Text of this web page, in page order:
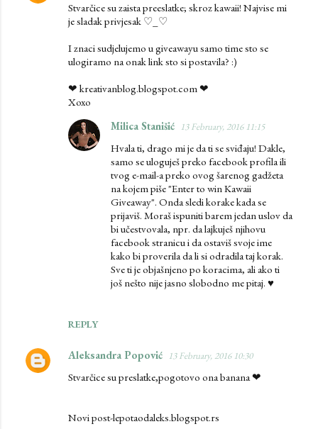
Stvarčice su zaista preeslatke; skroz kawaii! Najvise mi
je sladak privjesak ♡_♡
I znaci sudjelujemo u giveawayu samo time sto se
ulogiramo na onak link sto si postavila? :)
❤ kreativanblog.blogspot.com ❤
Xoxo
REPLY
Milica Stanišić 13 February, 2016 11:15
Hvala ti, drago mi je da ti se sviđaju! Dakle,
samo se uloguješ preko facebook profila ili
tvog e-mail-a preko ovog šarenog gadžeta
na kojem piše "Enter to win Kawaii
Giveaway". Onda sledi korake kada se
prijaviš. Moraš ispuniti barem jedan uslov da
bi učestvovala, npr. da lajkuješ njihovu
facebook stranicu i da ostaviš svoje ime
kako bi proverila da li si odradila taj korak.
Sve ti je objašnjeno po koracima, ali ako ti
još nešto nije jasno slobodno me pitaj. ♥
Aleksandra Popović 13 February, 2016 10:30
Stvarčice su preslatke,pogotovo ona banana ❤
Novi post-lepotaodaleks.blogspot.rs